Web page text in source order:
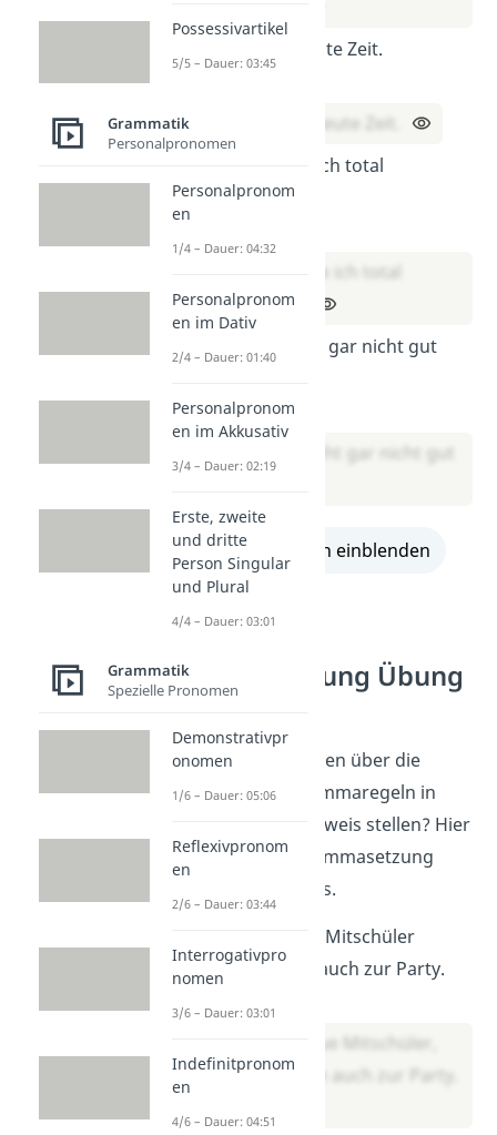
Ja ich habe heute Zeit.
Ja, ich habe heute Zeit.
Ach das habe ich total
vergessen!
Ach, das habe ich total
vergessen!
Oh je das sieht gar nicht gut
Lösung:
Oh je, das sieht gar nicht gut
alle Lösungen einblenden
Kommasetzung Übung
– gemischt
Willst du dein Wissen über die
verschiedenen Kommaregeln in
Übungen unter Beweis stellen? Hier
sind gemischte Kommasetzung
Übungen für Profis.
Leon der neue Mitschüler
kommt heute auch zur Party.
Leon, der neue Mitschüler,
kommt heute auch zur Party.
Possessivartikel
5/5 – Dauer: 03:45
Grammatik
Personalpronomen
Personalpronom
en
1/4 – Dauer: 04:32
Personalpronom
en im Dativ
2/4 – Dauer: 01:40
Personalpronom
en im Akkusativ
3/4 – Dauer: 02:19
Erste, zweite
und dritte
Person Singular
und Plural
4/4 – Dauer: 03:01
Grammatik
Spezielle Pronomen
Demonstrativpr
onomen
1/6 – Dauer: 05:06
Reflexivpronom
en
2/6 – Dauer: 03:44
Interrogativpro
nomen
3/6 – Dauer: 03:01
Indefinitpronom
en
4/6 – Dauer: 04:51